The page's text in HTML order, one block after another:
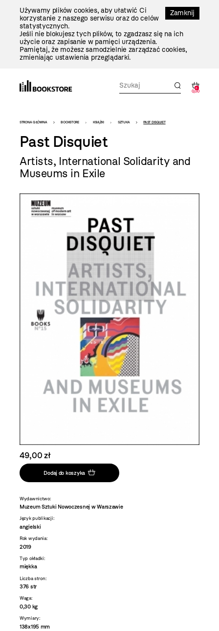
Zamknij
Używamy plików cookies, aby ułatwić Ci
korzystanie z naszego serwisu oraz do celów
statystycznych.
Jeśli nie blokujesz tych plików, to zgadzasz się na ich
użycie oraz zapisanie w pamięci urządzenia.
Pamiętaj, że możesz samodzielnie zarządzać cookies,
zmieniając ustawienia przeglądarki.
0
0,00
Bookstore
-
szablon
szczegóły
STRONA GŁÓWNA BOOKSTORE KSIĄŻKI SZTUKA PAST DISQUIET
Past Disquiet
Artists, International Solidarity and
Museums in Exile
49,00 zł
Dodaj do koszyka
Wydawnictwo:
Muzeum Sztuki Nowoczesnej w Warszawie
Język publikacji:
angielski
Rok wydania:
2019
Typ okładki:
miękka
Liczba stron:
376 str
Waga:
0,30 kg
Wymiary:
138x195 mm